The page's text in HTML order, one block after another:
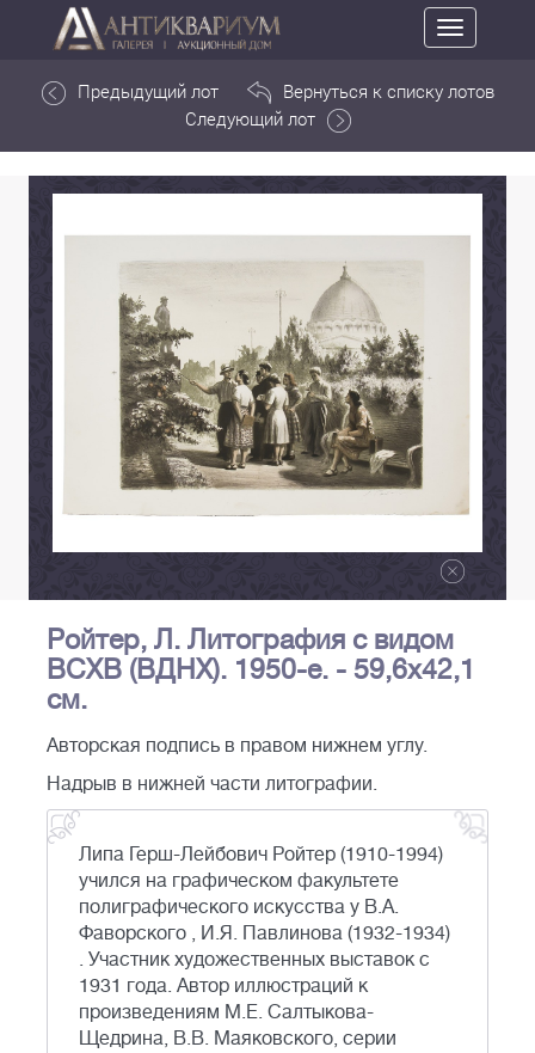
Toggle
navigation
Предыдущий лот
Вернуться к списку лотов
Следующий лот
Ройтер, Л. Литография с видом
ВСХВ (ВДНХ). 1950-е. - 59,6х42,1
см.
Авторская подпись в правом нижнем углу.
Надрыв в нижней части литографии.
Липа Герш-Лейбович Ройтер (1910-1994)
учился на графическом факультете
полиграфического искусства у В.А.
Фаворского , И.Я. Павлинова (1932-1934)
. Участник художественных выставок с
1931 года. Автор иллюстраций к
произведениям М.Е. Салтыкова-
Щедрина, В.В. Маяковского, серии